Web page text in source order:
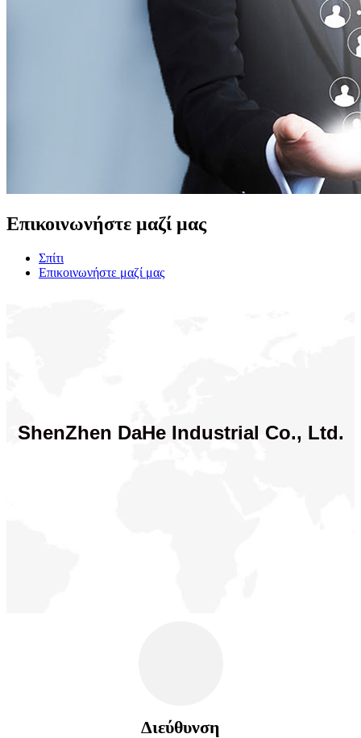
Επικοινωνήστε μαζί μας
Σπίτι
Επικοινωνήστε μαζί μας
ShenZhen DaHe Industrial Co., Ltd.
Διεύθυνση